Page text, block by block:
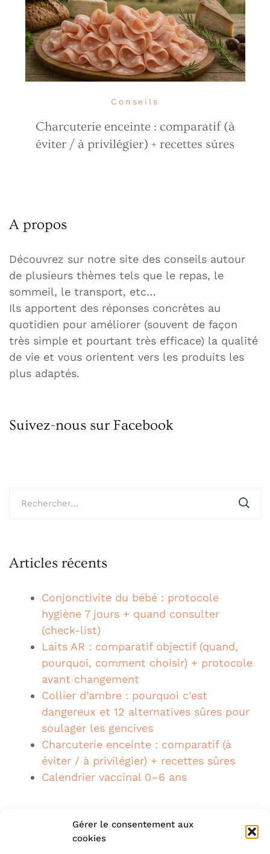
Gérer le consentement aux
cookies
Conseils
Charcuterie enceinte : comparatif (à
éviter / à privilégier) + recettes sûres
A propos
Découvrez sur notre site des conseils autour
de plusieurs thèmes tels que le repas, le
sommeil, le transport, etc…
Ils apportent des réponses concrètes au
quotidien pour améliorer (souvent de façon
très simple et pourtant très efficace) la qualité
de vie et vous orientent vers les produits les
plus adaptés.
Suivez-nous sur Facebook
Articles récents
Conjonctivite du bébé : protocole
hygiène 7 jours + quand consulter
(check-list)
Laits AR : comparatif objectif (quand,
pourquoi, comment choisir) + protocole
avant changement
Collier d’ambre : pourquoi c’est
dangereux et 12 alternatives sûres pour
soulager les gencives
Charcuterie enceinte : comparatif (à
éviter / à privilégier) + recettes sûres
Calendrier vaccinal 0–6 ans
Suivez-nous sur Google+